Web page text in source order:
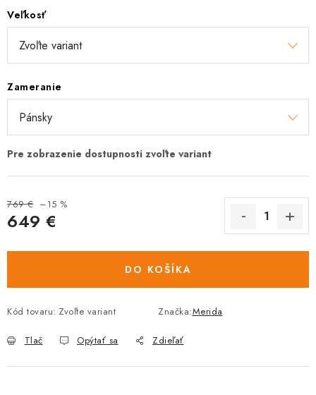
Veľkosť
Zameranie
769 € –15 %
649 €
cena:
DO KOŠÍKA
Kód tovaru: Zvoľte variant Značka:Merida
Tlač Opýtať sa Zdieľať